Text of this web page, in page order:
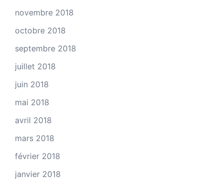
novembre 2018
octobre 2018
septembre 2018
juillet 2018
juin 2018
mai 2018
avril 2018
mars 2018
février 2018
janvier 2018